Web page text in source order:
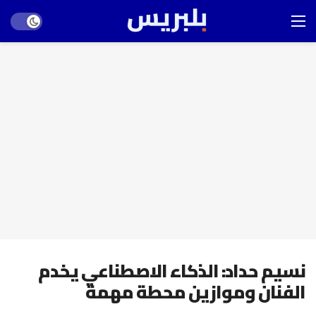
mode
نسيم حداد: الذكاء الاصطناعي يخدم
الفنان وموازين محطة مهمة